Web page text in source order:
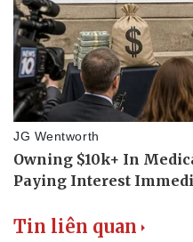
Tin liên quan